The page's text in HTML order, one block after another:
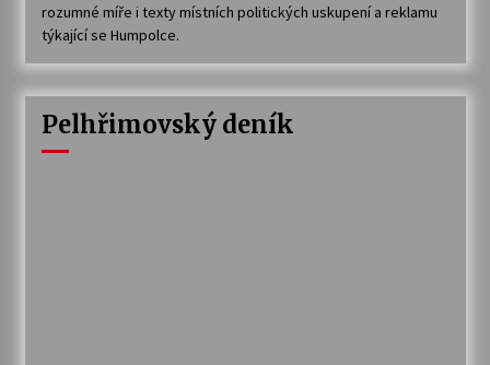
rozumné míře i texty místních politických uskupení a reklamu
týkající se Humpolce.
Pelhřimovský deník